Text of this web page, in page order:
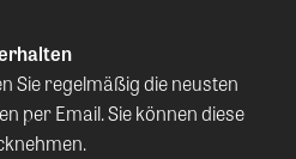
Sie regelmäßig die neusten
per Email. Sie können diese